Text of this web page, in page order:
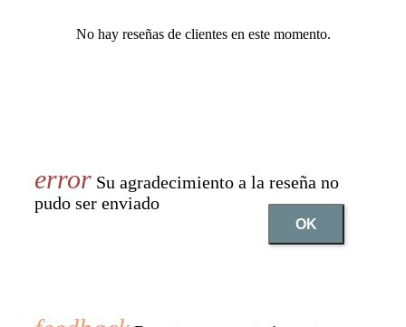
No hay reseñas de clientes en este momento.
Su agradecimiento a la reseña no
pudo ser enviado
OK